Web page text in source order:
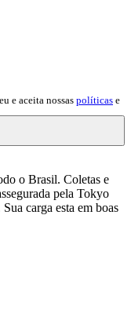
e aceita nossas políticas e
o Brasil. Coletas e
pela Tokyo
carga esta em boas